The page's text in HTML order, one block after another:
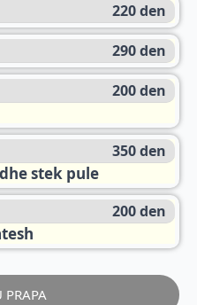
220 den
290 den
200 den
350 den
stek pule
200 den
PRAPA